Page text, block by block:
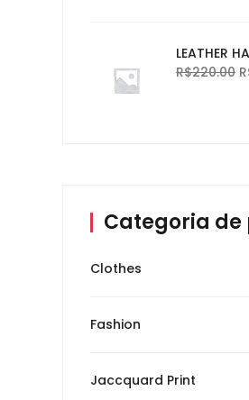
LEATHER
R$220.00
Categoria de
Clothes
Fashion
Jaccquard Print